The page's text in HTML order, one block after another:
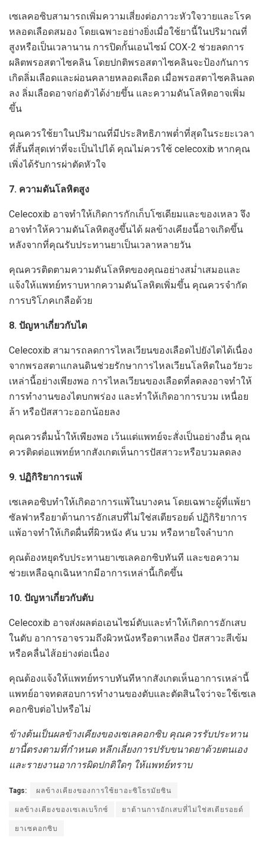
เซเลคอซิบสามารถเพิ่มความเสี่ยงต่อภาวะหัวใจวายและโรค
หลอดเลือดสมอง โดยเฉพาะอย่างยิ่งเมื่อใช้ยานี้ในปริมาณที่
สูงหรือเป็นเวลานาน การปิดกั้นเอนไซม์ COX-2 ช่วยลดการ
ผลิตพรอสตาไซคลิน โดยปกติพรอสตาไซคลินจะป้องกันการ
เกิดลิ่มเลือดและผ่อนคลายหลอดเลือด เมื่อพรอสตาไซคลินลด
ลง ลิ่มเลือดอาจก่อตัวได้ง่ายขึ้น และความดันโลหิตอาจเพิ่ม
ขึ้น
คุณควรใช้ยาในปริมาณที่มีประสิทธิภาพต่ำที่สุดในระยะเวลา
ที่สั้นที่สุดเท่าที่จะเป็นไปได้ คุณไม่ควรใช้ celecoxib หากคุณ
เพิ่งได้รับการผ่าตัดหัวใจ
7. ความดันโลหิตสูง
Celecoxib อาจทำให้เกิดการกักเก็บโซเดียมและของเหลว จึง
อาจทำให้ความดันโลหิตสูงขึ้นได้ ผลข้างเคียงนี้อาจเกิดขึ้น
หลังจากที่คุณรับประทานยาเป็นเวลาหลายวัน
คุณควรติดตามความดันโลหิตของคุณอย่างสม่ำเสมอและ
แจ้งให้แพทย์ทราบหากความดันโลหิตเพิ่มขึ้น คุณควรจำกัด
การบริโภคเกลือด้วย
8. ปัญหาเกี่ยวกับไต
Celecoxib สามารถลดการไหลเวียนของเลือดไปยังไตได้เนื่อง
จากพรอสตาแกลนดินช่วยรักษาการไหลเวียนโลหิตในอวัยวะ
เหล่านี้อย่างเพียงพอ การไหลเวียนของเลือดที่ลดลงอาจทำให้
การทำงานของไตบกพร่อง และทำให้เกิดอาการบวม เหนื่อย
ล้า หรือปัสสาวะออกน้อยลง
คุณควรดื่มน้ำให้เพียงพอ เว้นแต่แพทย์จะสั่งเป็นอย่างอื่น คุณ
ควรติดต่อแพทย์หากสังเกตเห็นการปัสสาวะหรือบวมลดลง
9. ปฏิกิริยาการแพ้
เซเลคอซิบทำให้เกิดอาการแพ้ในบางคน โดยเฉพาะผู้ที่แพ้ยา
ซัลฟาหรือยาต้านการอักเสบที่ไม่ใช่สเตียรอยด์ ปฏิกิริยาการ
แพ้อาจทำให้เกิดผื่นที่ผิวหนัง คัน บวม หรือหายใจลำบาก
คุณต้องหยุดรับประทานยาเซเลคอกซิบทันที และขอความ
ช่วยเหลือฉุกเฉินหากมีอาการเหล่านี้เกิดขึ้น
10. ปัญหาเกี่ยวกับตับ
Celecoxib อาจส่งผลต่อเอนไซม์ตับและทำให้เกิดการอักเสบ
ในตับ อาการอาจรวมถึงผิวหนังหรือตาเหลือง ปัสสาวะสีเข้ม
หรือคลื่นไส้อย่างต่อเนื่อง
คุณต้องแจ้งให้แพทย์ทราบทันทีหากสังเกตเห็นอาการเหล่านี้
แพทย์อาจทดสอบการทำงานของตับและตัดสินใจว่าจะใช้เซเล
คอกซิบต่อไปหรือไม่
ข้างต้นเป็นผลข้างเคียงของเซเลคอกซิบ คุณควรรับประทาน
ยานี้ตรงตามที่กำหนด หลีกเลี่ยงการปรับขนาดยาด้วยตนเอง
และรายงานอาการผิดปกติใดๆ ให้แพทย์ทราบ
Tags: ผลข้างเคียงของการใช้ยาอะซิโธรมัยซิน
ผลข้างเคียงของเซเลเบร็กซ์ ยาต้านการอักเสบที่ไม่ใช่สเตียรอยด์
ยาเซคอกซิบ